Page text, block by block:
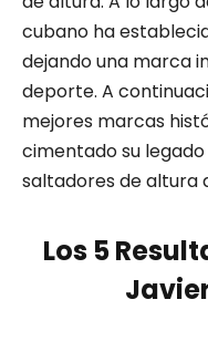
cubano ha
dejando una marca
deporte. A
mejores marcas
cimentado su
saltadores de altura
Los 5